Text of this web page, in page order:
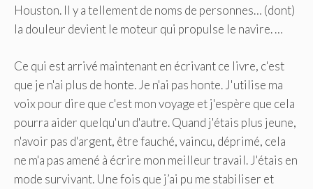
Houston. Il y a tellement de noms de personnes… (dont)
la douleur devient le moteur qui propulse le navire. …
Ce qui est arrivé maintenant en écrivant ce livre, c'est
que je n'ai plus de honte. Je n'ai pas honte. J'utilise ma
voix pour dire que c'est mon voyage et j'espère que cela
pourra aider quelqu'un d'autre. Quand j'étais plus jeune,
n'avoir pas d'argent, être fauché, vaincu, déprimé, cela
ne m'a pas amené à écrire mon meilleur travail. J'étais en
mode survivant. Une fois que j’ai pu me stabiliser et